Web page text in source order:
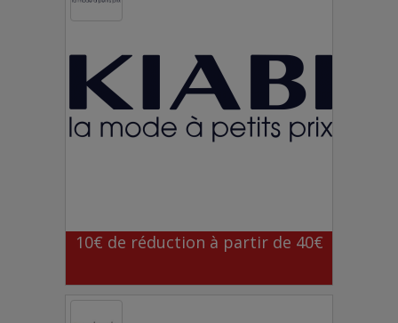
10€ de réduction à partir de 40€